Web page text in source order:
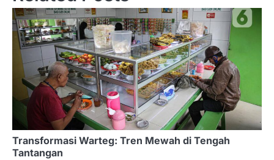
Transformasi Warteg: Tren Mewah di Tengah
Tantangan